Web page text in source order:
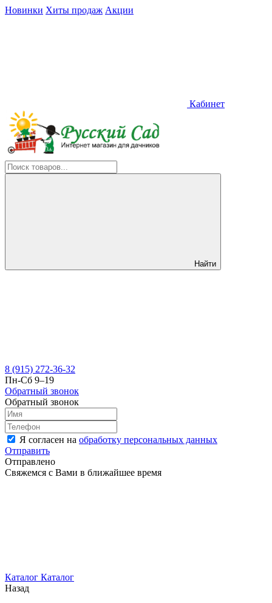
Новинки Хиты продаж Акции
Кабинет
Найти
8 (915) 272-36-32
Пн-Сб 9–19
Обратный звонок
Обратный звонок
Я согласен на обработку персональных данных
Отправить
Отправлено
Свяжемся с Вами в ближайшее время
Каталог Каталог
Назад